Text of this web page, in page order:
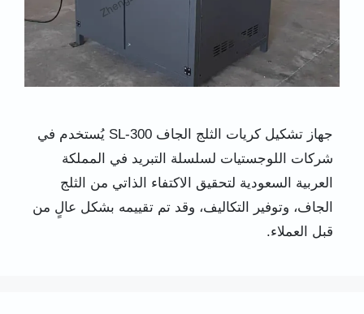
جهاز تشكيل كريات الثلج الجاف SL-300 يُستخدم في
شركات اللوجستيات لسلسلة التبريد في المملكة
العربية السعودية لتحقيق الاكتفاء الذاتي من الثلج
الجاف، وتوفير التكاليف، وقد تم تقييمه بشكل عالٍ من
قبل العملاء.